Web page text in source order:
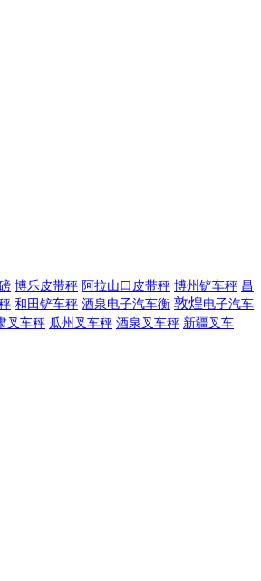
博乐皮带秤 阿拉山口皮带秤 博州铲车秤 昌
和田铲车秤 酒泉电子汽车衡 敦煌电子汽车
叉车秤 瓜州叉车秤 酒泉叉车秤 新疆叉车